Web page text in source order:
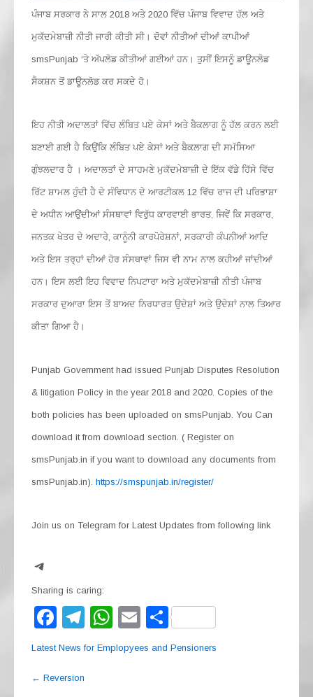
ਪੰਜਾਬ ਸਰਕਾਰ ਨੇ ਸਾਲ 2018 ਅਤੇ 2020 ਵਿੱਚ ਪੰਜਾਬ ਵਿਵਾਦ ਹੱਲ ਅਤੇ
ਮੁਕੱਦਮੇਬਾਜ਼ੀ ਨੀਤੀ ਜਾਰੀ ਕੀਤੀ ਸੀ। ਦੋਵਾਂ ਨੀਤੀਆਂ ਦੀਆਂ ਕਾਪੀਆਂ
smsPunjab ‘ਤੇ ਅੱਪਲੋਡ ਕੀਤੀਆਂ ਗਈਆਂ ਹਨ। ਤੁਸੀਂ ਇਸਨੂੰ ਡਾਊਨਲੋਡ
ਸੈਕਸ਼ਨ ਤੋਂ ਡਾਊਨਲੋਡ ਕਰ ਸਕਦੇ ਹੋ।
ਇਹ ਨੀਤੀ ਅਦਾਲਤਾਂ ਵਿੱਚ ਲੰਬਿਤ ਪਏ ਕੇਸਾਂ ਅਤੇ ਬੈਕਲਾਗ ਨੂੰ ਹੱਲ ਕਰਨ ਲਈ
ਬਣਾਈ ਗਈ ਹੈ ਕਿਉਂਕਿ ਲੰਬਿਤ ਪਏ ਕੇਸਾਂ ਅਤੇ ਬੈਕਲਾਗ ਦੀ ਸਮੱਸਿਆ
ਗੁੰਝਲਦਾਰ ਹੈ । ਅਦਾਲਤਾਂ ਦੇ ਸਾਹਮਣੇ ਮੁਕੱਦਮੇਬਾਜ਼ੀ ਦੇ ਇੱਕ ਵੱਡੇ ਹਿੱਸੇ ਵਿੱਚ
ਰਿੱਟ ਸ਼ਾਮਲ ਹੁੰਦੀ ਹੈ ਦੇ ਸੰਵਿਧਾਨ ਦੇ ਆਰਟੀਕਲ 12 ਵਿੱਚ ਰਾਜ ਦੀ ਪਰਿਭਾਸ਼ਾ
ਦੇ ਅਧੀਨ ਆਉਂਦੀਆਂ ਸੰਸਥਾਵਾਂ ਵਿਰੁੱਧ ਕਾਰਵਾਈ ਭਾਰਤ, ਜਿਵੇਂ ਕਿ ਸਰਕਾਰ,
ਜਨਤਕ ਖੇਤਰ ਦੇ ਅਦਾਰੇ, ਕਾਨੂੰਨੀ ਕਾਰਪੋਰੇਸ਼ਨਾਂ, ਸਰਕਾਰੀ ਕੰਪਨੀਆਂ ਆਦਿ
ਅਤੇ ਇਸ ਤਰ੍ਹਾਂ ਦੀਆਂ ਹੋਰ ਸੰਸਥਾਵਾਂ ਜਿਸ ਵੀ ਨਾਮ ਨਾਲ ਕਹੀਆਂ ਜਾਂਦੀਆਂ
ਹਨ। ਇਸ ਲਈ ਇਹ ਵਿਵਾਦ ਨਿਪਟਾਰਾ ਅਤੇ ਮੁਕੱਦਮੇਬਾਜ਼ੀ ਨੀਤੀ ਪੰਜਾਬ
ਸਰਕਾਰ ਦੁਆਰਾ ਇਸ ਤੋਂ ਬਾਅਦ ਨਿਰਧਾਰਤ ਉਦੇਸ਼ਾਂ ਅਤੇ ਉਦੇਸ਼ਾਂ ਨਾਲ ਤਿਆਰ
ਕੀਤਾ ਗਿਆ ਹੈ।
Punjab Government had issued Punjab Disputes Resolution
& litigation Policy in the year 2018 and 2020. Copies of the
both policies has been uploaded on smsPunjab. You Can
download it from download section. ( Register on
smsPunjab.in if you want to download any documents from
smsPunjab.in). https://smspunjab.in/register/
Join us on Telegram for Latest Updates from following link
Telegram
Sharing is caring:
F
a
e
T
el
W
h
E
m
S
h
Latest News for Emplopyees and Pensioners
Post
← Reversion